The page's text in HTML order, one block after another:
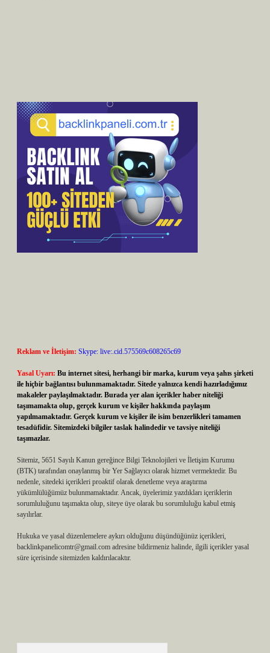
Reklam ve İletişim: Skype: live:.cid.575569c608265c69
Yasal Uyarı: Bu internet sitesi, herhangi bir marka, kurum veya şahıs şirketi
ile hiçbir bağlantısı bulunmamaktadır. Sitede yalnızca kendi hazırladığımız
makaleler paylaşılmaktadır. Burada yer alan içerikler haber niteliği
taşımamakta olup, gerçek kurum ve kişiler hakkında paylaşım
yapılmamaktadır. Gerçek kurum ve kişiler ile isim benzerlikleri tamamen
tesadüfidir. Sitemizdeki bilgiler taslak halindedir ve tavsiye niteliği
taşımazlar.
Sitemiz, 5651 Sayılı Kanun gereğince Bilgi Teknolojileri ve İletişim Kurumu
(BTK) tarafından onaylanmış bir Yer Sağlayıcı olarak hizmet vermektedir. Bu
nedenle, sitedeki içerikleri proaktif olarak denetleme veya araştırma
yükümlülüğümüz bulunmamaktadır. Ancak, üyelerimiz yazdıkları içeriklerin
sorumluluğunu taşımakta olup, siteye üye olarak bu sorumluluğu kabul etmiş
sayılırlar.
Hukuka ve yasal düzenlemelere aykırı olduğunu düşündüğünüz içerikleri,
backlinkpanelicomtr@gmail.com adresine bildirmeniz halinde, ilgili içerikler yasal
süre içerisinde sitemizden kaldırılacaktır.